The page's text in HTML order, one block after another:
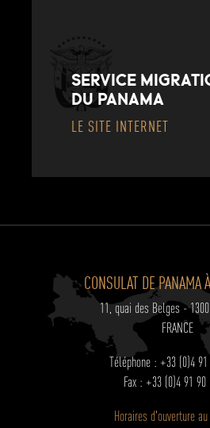
SERVICE
DU PANAMA
LE SITE INTERNET
CONSULAT DE PANAMA
11, quai des Belges -
FRANCE
Téléphone : +33 (0)4
Fax : +33 (0)4 91 90
Horaires d'ouverture